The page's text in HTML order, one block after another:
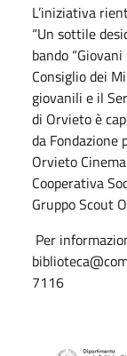
L’iniziativa
“Un sottile
bando
Consiglio dei
giovanili e il
di Orvieto è
da Fondazione
Orvieto
Cooperativa
Gruppo Scout
Per
7116